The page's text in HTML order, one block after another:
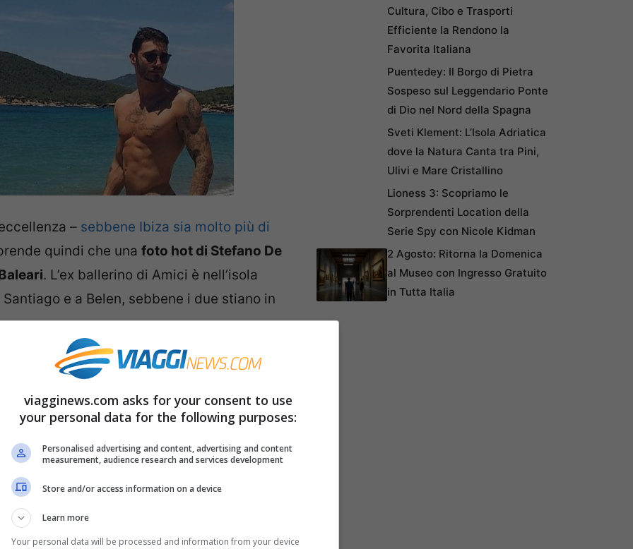
– sebbene Ibiza sia molto più di
quindi che una foto hot di Stefano De
. L’ex ballerino di Amici è nell’isola
e a Belen, sebbene i due stiano in
da dire soprattutto in vacanza, non si
L’ultima foto caricata da
L’ex di Belen si mostra infatti in tutta
dal mare cristallino di Ibiza:
Martino indossa un boxer militare
ancora più fascinoso.
notato dalla fan più maliziose, che ha
Cultura, Cibo e Trasporti
Efficiente la Rendono la
Favorita Italiana
Puentedey: Il Borgo di Pietra
Sospeso sul Leggendario Ponte
di Dio nel Nord della Spagna
Sveti Klement: L’Isola Adriatica
dove la Natura Canta tra Pini,
Ulivi e Mare Cristallino
Lioness 3: Scopriamo le
Sorprendenti Location della
Serie Spy con Nicole Kidman
2 Agosto: Ritorna la Domenica
al Museo con Ingresso Gratuito
in Tutta Italia
viagginews.com asks for your consent to use
your personal data for the following purposes:
Personalised advertising and content, advertising and content
measurement, audience research and services development
Store and/or access information on a device
Learn more
Your personal data will be processed and information from your device